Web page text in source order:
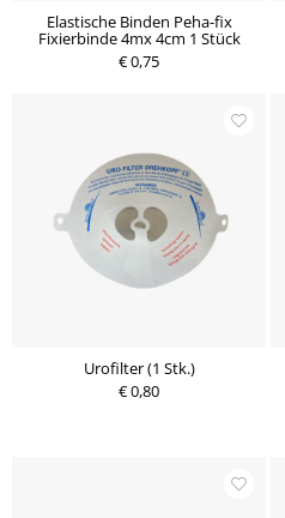
Elastische Binden Peha-fix
Fixierbinde 4mx 4cm 1 Stück
€ 0,75
Urofilter (1 Stk.)
€ 0,80